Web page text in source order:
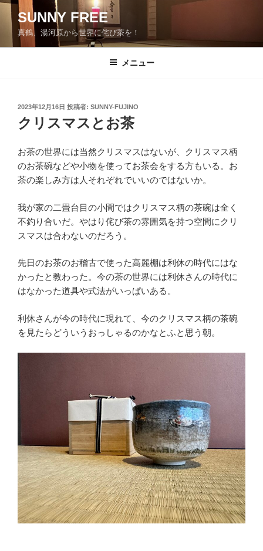
コ
ン
SUNNY FREE
真鶴、湯河原から世界に侘び茶を！
メニュー
投
日:
2023年12月16日 投稿者: SUNNY-FUJINO
クリスマスとお茶
お茶の世界には当然クリスマスはないが、クリスマス柄
のお茶碗などや小物を使ってお茶会をする方もいる。お
茶の楽しみ方は人それぞれでいいのではないか。
我が家の二畳台目の小間ではクリスマス柄の茶碗は全く
不釣り合いだ。やはり侘び茶の雰囲気を持つ空間にクリ
スマスは合わないのだろう。
先日のお茶のお稽古で使った高麗棚は利休の時代にはな
かったと教わった。今の茶の世界には利休さんの時代に
はなかった道具や式法がいっぱいある。
利休さんが今の時代に現れて、今のクリスマス柄の茶碗
を見たらどういうおっしゃるのかなとふと思う朝。